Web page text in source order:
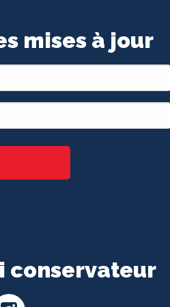
conservateur
mises à jour